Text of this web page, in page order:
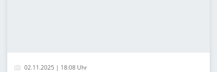
02.11.2025 | 18:08 Uhr